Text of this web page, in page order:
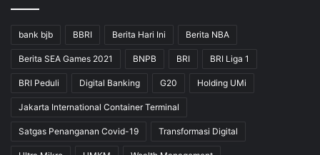
bank bjb BBRI Berita Hari Ini Berita NBA
Berita SEA Games 2021 BNPB BRI BRI Liga 1
BRI Peduli Digital Banking G20 Holding UMi
Jakarta International Container Terminal
Satgas Penanganan Covid-19 Transformasi Digital